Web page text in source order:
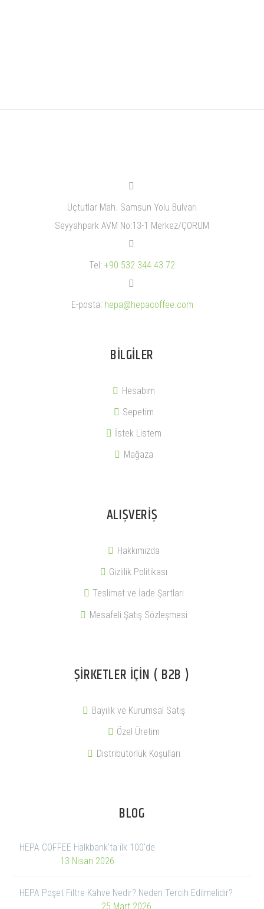


Üçtutlar Mah. Samsun Yolu Bulvarı
Seyyahpark AVM No:13-1 Merkez/ÇORUM


Tel: +90 532 344 43 72


E-posta: hepa@hepacoffee.com
BILGILER
Hesabım
Sepetim
İstek Listem
Mağaza
ALIŞVERIŞ
Hakkımızda
Gizlilik Politikası
Teslimat ve İade Şartları
Mesafeli Şatış Sözleşmesi
ŞIRKETLER İÇIN ( B2B )
Bayilik ve Kurumsal Satış
Özel Üretim
Distribütörlük Koşulları
BLOG
HEPA COFFEE Halkbank'ta ilk 100'de
13 Nisan 2026
HEPA Poşet Filtre Kahve Nedir? Neden Tercih Edilmelidir?
25 Mart 2026